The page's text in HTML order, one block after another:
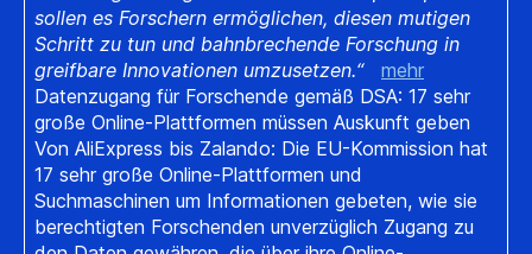
sollen es Forschern ermöglichen, diesen mutigen
Schritt zu tun und bahnbrechende Forschung in
greifbare Innovationen umzusetzen.“
mehr
Datenzugang für Forschende gemäß DSA: 17 sehr
große Online-Plattformen müssen Auskunft geben
Von AliExpress bis Zalando: Die EU-Kommission hat
17 sehr große Online-Plattformen und
Suchmaschinen um Informationen gebeten, wie sie
berechtigten Forschenden unverzüglich Zugang zu